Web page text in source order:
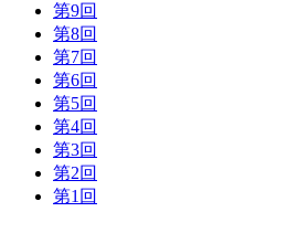
第9回
第8回
第7回
第6回
第5回
第4回
第3回
第2回
第1回